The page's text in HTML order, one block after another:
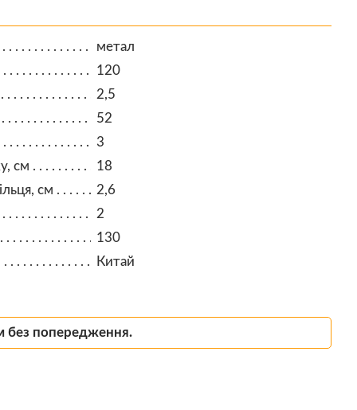
метал
120
2,5
52
3
см
18
см
2,6
2
130
Китай
без попередження.